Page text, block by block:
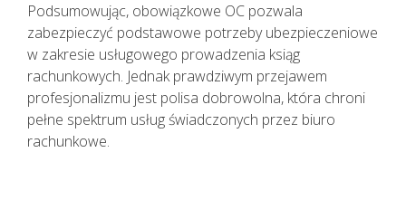
Podsumowując, obowiązkowe OC pozwala
zabezpieczyć podstawowe potrzeby ubezpieczeniowe
w zakresie usługowego prowadzenia ksiąg
rachunkowych. Jednak prawdziwym przejawem
profesjonalizmu jest polisa dobrowolna, która chroni
pełne spektrum usług świadczonych przez biuro
rachunkowe.